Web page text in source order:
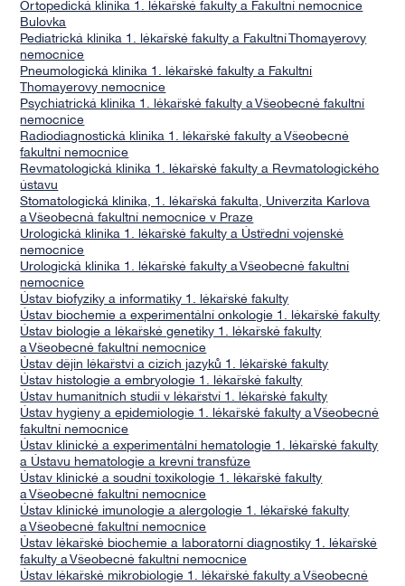
Ortopedická klinika 1. lékařské fakulty a Fakultní nemocnice
Bulovka
Pediatrická klinika 1. lékařské fakulty a Fakultní Thomayerovy
nemocnice
Pneumologická klinika 1. lékařské fakulty a Fakultní
Thomayerovy nemocnice
Psychiatrická klinika 1. lékařské fakulty a Všeobecné fakultní
nemocnice
Radiodiagnostická klinika 1. lékařské fakulty a Všeobecné
fakultní nemocnice
Revmatologická klinika 1. lékařské fakulty a Revmatologického
ústavu
Stomatologická klinika, 1. lékařská fakulta, Univerzita Karlova
a Všeobecná fakultní nemocnice v Praze
Urologická klinika 1. lékařské fakulty a Ústřední vojenské
nemocnice
Urologická klinika 1. lékařské fakulty a Všeobecné fakultní
nemocnice
Ústav biofyziky a informatiky 1. lékařské fakulty
Ústav biochemie a experimentální onkologie 1. lékařské fakulty
Ústav biologie a lékařské genetiky 1. lékařské fakulty
a Všeobecné fakultní nemocnice
Ústav dějin lékařství a cizích jazyků 1. lékařské fakulty
Ústav histologie a embryologie 1. lékařské fakulty
Ústav humanitních studií v lékařství 1. lékařské fakulty
Ústav hygieny a epidemiologie 1. lékařské fakulty a Všeobecné
fakultní nemocnice
Ústav klinické a experimentální hematologie 1. lékařské fakulty
a Ústavu hematologie a krevní transfúze
Ústav klinické a soudní toxikologie 1. lékařské fakulty
a Všeobecné fakultní nemocnice
Ústav klinické imunologie a alergologie 1. lékařské fakulty
a Všeobecné fakultní nemocnice
Ústav lékařské biochemie a laboratorní diagnostiky 1. lékařské
fakulty a Všeobecné fakultní nemocnice
Ústav lékařské mikrobiologie 1. lékařské fakulty a Všeobecné